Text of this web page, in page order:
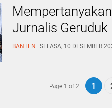
Jurnalis Geruduk
BANTEN SELASA, 10 DESEMBER
Page 1 of 2 1